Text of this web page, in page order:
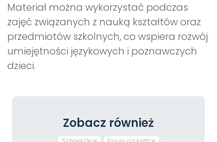
Materiał można wykorzystać podczas
zajęć związanych z nauką kształtów oraz
przedmiotów szkolnych, co wspiera rozwój
umiejętności językowych i poznawczych
dzieci.
Zobacz również